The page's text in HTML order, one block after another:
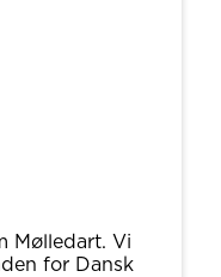
Mølledart. Vi
for Dansk